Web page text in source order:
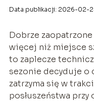
Data publikacji: 2026-02-
Dobrze
więcej niż miejsce
to zaplecze
sezonie decyduje o
zatrzyma się w
posłuszeństwa